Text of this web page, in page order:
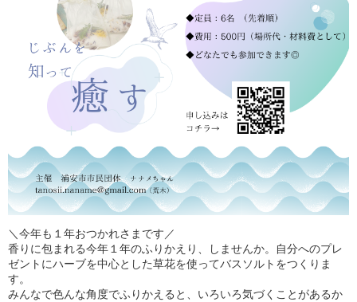
＼今年も１年おつかれさまです／
香りに包まれる今年１年のふりかえり、しませんか。自分へのプレ
ゼントにハーブを中心とした草花を使ってバスソルトをつくりま
す。
みんなで色んな角度でふりかえると、いろいろ気づくことがあるか